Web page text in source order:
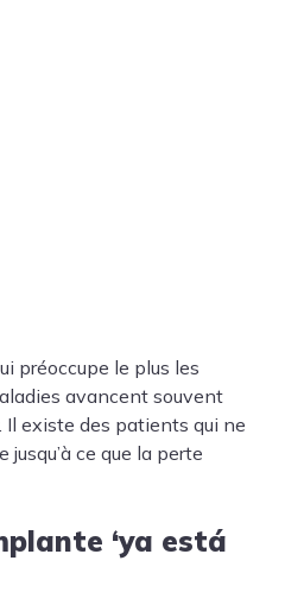
préoccupe le plus les
avancent souvent
existe des patients qui ne
ce que la perte
‘ya está